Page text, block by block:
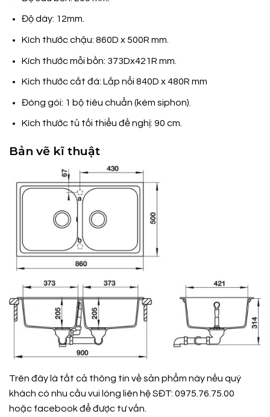
Độ dày: 12mm.
Kích thước chậu: 860D x 500R mm.
Kích thước mỗi bồn: 373Dx421R mm.
Kích thước cắt đá: Lắp nổi 840D x 480R mm
Đóng gói: 1 bộ tiêu chuẩn (kèm siphon).
Kích thước tủ tối thiểu đề nghị: 90 cm.
Bản vẽ kĩ thuật
Trên đây là tất cả thông tin về sản phẩm này nếu quý
khách có nhu cầu vui lòng liên hệ SĐT: 0975.76.75.00
hoặc facebookđể được tư vấn.